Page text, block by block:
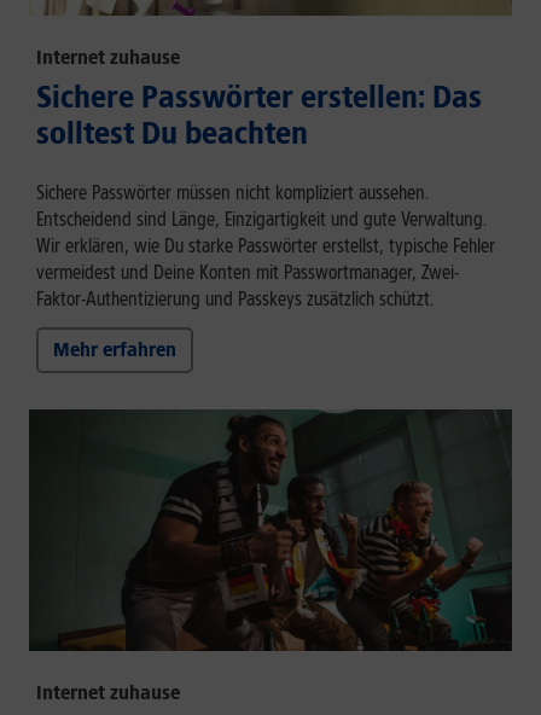
Internet zuhause
Sichere Passwörter erstellen: Das
solltest Du beachten
Sichere Passwörter müssen nicht kompliziert aussehen.
Entscheidend sind Länge, Einzigartigkeit und gute Verwaltung.
Wir erklären, wie Du starke Passwörter erstellst, typische Fehler
vermeidest und Deine Konten mit Passwortmanager, Zwei-
Faktor-Authentizierung und Passkeys zusätzlich schützt.
Mehr erfahren
Internet zuhause